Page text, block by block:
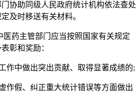
协助同级人民政府统计机构依法查处
及时移送有关材料。
医药主管部门应当按照国家有关规定
彰和奖励：
作中做出突出贡献、取得显著成绩的;
作假、纠正重大统计错误等方面做出